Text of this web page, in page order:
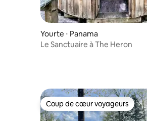
Yourte ⋅ Panama
Le Sanctuaire à The Heron
Coup de cœur voyageurs
Coup de cœur voyageurs